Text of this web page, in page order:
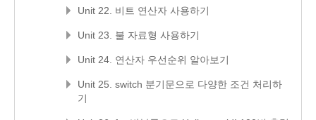
Unit 22. 비트 연산자 사용하기
Unit 23. 불 자료형 사용하기
Unit 24. 연산자 우선순위 알아보기
Unit 25. switch 분기문으로 다양한 조건 처리하
기